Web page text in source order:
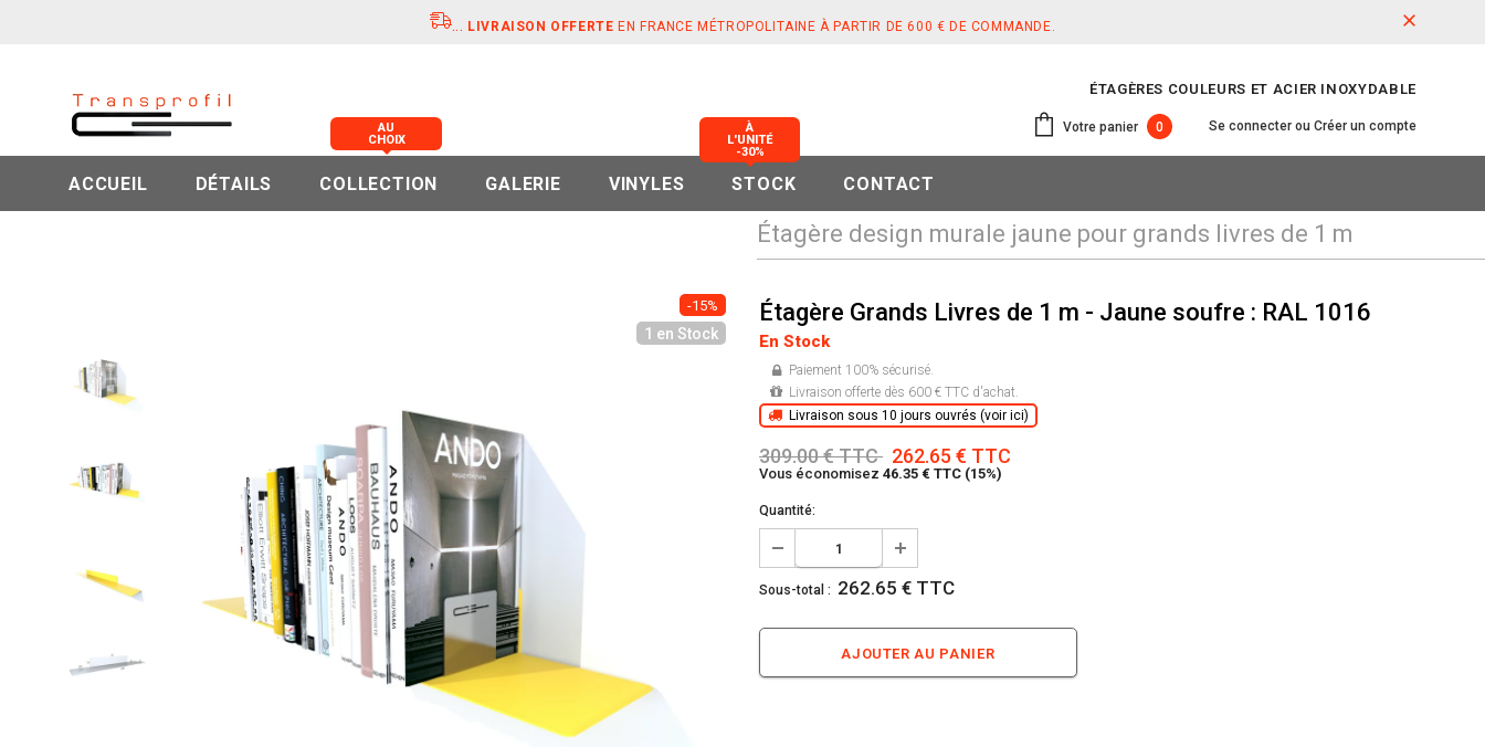
... LIVRAISON OFFERTE EN FRANCE MÉTROPOLITAINE À PARTIR DE 600 € DE COMMANDE.
ÉTAGÈRES COULEURS ET ACIER INOXYDABLE
Votre panier 0 Se connecter ou Créer un compte
ACCUEIL DÉTAILS COLLECTION
AU
CHOIX
GALERIE VINYLES STOCK
À
L'UNITÉ
-30%
CONTACT
Étagère design murale jaune pour grands livres de 1 m
-15%
1 en Stock
Étagère Grands Livres de 1 m - Jaune soufre : RAL 1016
En Stock
Paiement 100% sécurisé.
Livraison offerte dès 600 € TTC d'achat.
Livraison sous 10 jours ouvrés (voir ici)
309.00 € TTC 262.65 € TTC
Vous économisez 46.35 € TTC (15%)
Quantité:
Sous-total : 262.65 € TTC